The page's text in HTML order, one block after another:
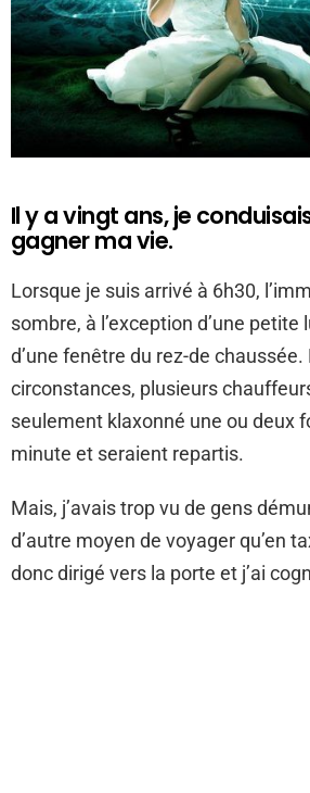
Il y a vingt ans, je
gagner ma vie.
Lorsque je suis arrivé à 6h30,
sombre, à l’exception d’une
d’une fenêtre du rez-de chaussée.
circonstances, plusieurs
seulement klaxonné une ou deux
minute et seraient repartis.
Mais, j’avais trop vu de gens
d’autre moyen de voyager qu’en
donc dirigé vers la porte et j’ai